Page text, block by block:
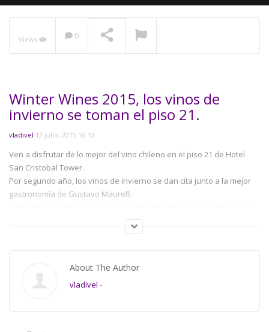
Views 0
Winter Wines 2015, los vinos de
invierno se toman el piso 21.
vladivel 13 julio, 2015 16:10
Ven a disfrutar de lo mejor del vino chileno en el piso 21 de Hotel
San Cristobal Tower.
Por segundo año, los vinos de invierno se dan cita junto a la mejor
gastronomía de Gustavo Maurelli.
Precio entrada: $ 32.000
Socios la CAV: $ 25.000
About The Author
vladivel -